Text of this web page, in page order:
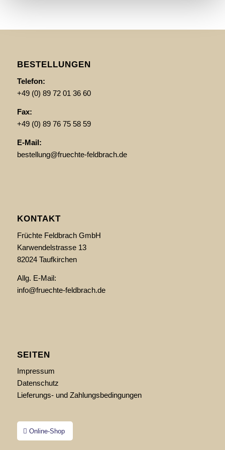
BESTELLUNGEN
Telefon:
+49 (0) 89 72 01 36 60
Fax:
+49 (0) 89 76 75 58 59
E-Mail:
bestellung@fruechte-feldbrach.de
KONTAKT
Früchte Feldbrach GmbH
Karwendelstrasse 13
82024 Taufkirchen
Allg. E-Mail:
info@fruechte-feldbrach.de
SEITEN
Impressum
Datenschutz
Lieferungs- und Zahlungsbedingungen
Online-Shop